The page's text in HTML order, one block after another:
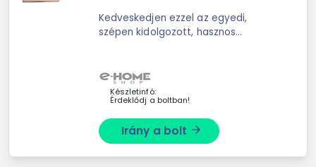
Kedveskedjen ezzel az egyedi,
szépen kidolgozott, hasznos
nem fog elmaradni! -Anyaga: B
Készletinfó:
Érdeklődj a boltban!
Irány a bolt arrow_forward